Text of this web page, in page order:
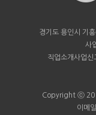
경기도 용인시 기
사
직업소개사업
Copyright ⓒ
이메